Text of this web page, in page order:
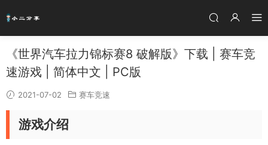
《世界汽车拉力锦标赛8 破解版》下载 | 赛车竞
速游戏 | 简体中文 | PC版
2021-07-02 赛车竞速
游戏介绍